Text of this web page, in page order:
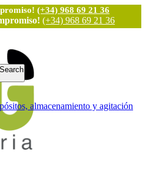
(+34) 968 69 21 36
(+34) 968 69 21 36
Search
almacenamiento y agitación